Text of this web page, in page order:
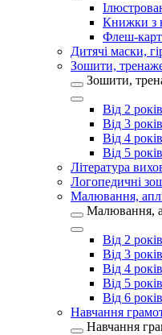
Книжки з
Флеш-
Дитячі маски,
Зошити,
Зошити,
Від 2 років
Від 3 років
Від 4 років
Від 5 років
Література
Логопедичні
Малювання,
Малювання,
Від 2 років
Від 3 років
Від 4 років
Від 5 років
Від 6 років
Навчання
Навчання